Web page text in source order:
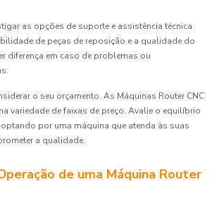
as opções de suporte e assistência técnica
de peças de reposição e a qualidade do
diferença em caso de problemas ou
o seu orçamento. As Máquinas Router CNC
variedade de faixas de preço. Avalie o equilíbrio
por uma máquina que atenda às suas
a qualidade.
de uma Máquina Router